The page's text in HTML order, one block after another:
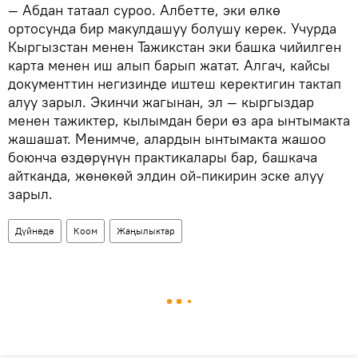
— Абдан татаал суроо. Албетте, эки өлкө
ортосунда бир макулдашуу болушу керек. Учурда
Кыргызстан менен Тажикстан эки башка чийилген
карта менен иш алып барып жатат. Алгач, кайсы
документтин негизинде иштеш керектигин тактап
алуу зарыл. Экинчи жагынан, эл — кыргыздар
менен тажиктер, кылымдан бери өз ара ынтымакта
жашашат. Менимче, алардын ынтымакта жашоо
боюнча өздөрүнүн практикалары бар, башкача
айтканда, жөнөкөй элдин ой-пикирин эске алуу
зарыл.
Дүйнөдө Коом Жаңылыктар